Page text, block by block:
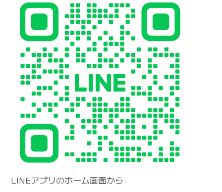
LINEアプリのホーム画面から